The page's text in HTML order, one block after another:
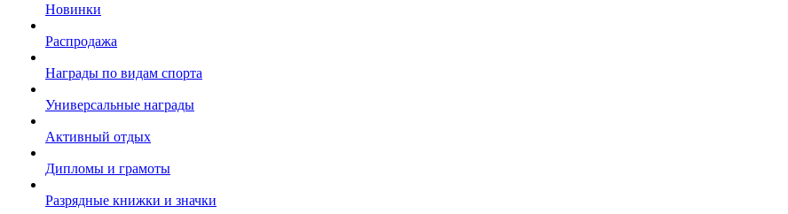
Новинки
Распродажа
Награды по видам спорта
Универсальные награды
Активный отдых
Дипломы и грамоты
Разрядные книжки и значки